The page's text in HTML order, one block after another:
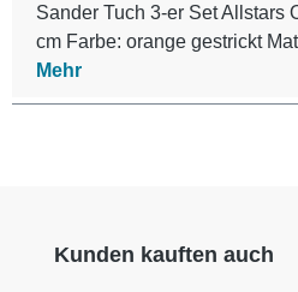
Sander Tuch 3-er Set Allstars
cm Farbe: orange gestrickt
Mehr
Produktgalerie überspringen
Kunden kauften auch